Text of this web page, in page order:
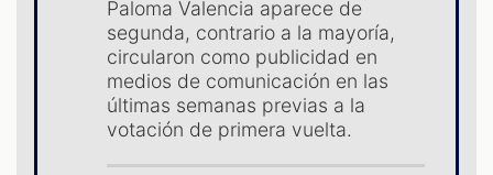
Paloma Valencia aparece de
segunda, contrario a la mayoría,
circularon como publicidad en
medios de comunicación en las
últimas semanas previas a la
votación de primera vuelta.